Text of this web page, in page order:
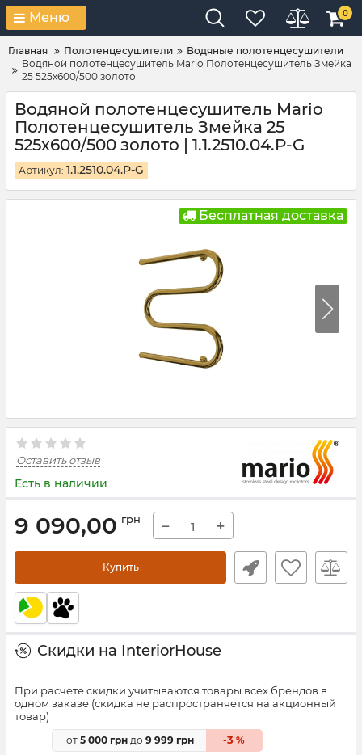
Меню 0
Главная Полотенцесушители
Водяные полотенцесушители
Водяной полотенцесушитель Mario Полотенцесушитель Змейка
25 525х600/500 золото
Водяной полотенцесушитель Mario
Полотенцесушитель Змейка 25
525х600/500 золото | 1.1.2510.04.P-G
Артикул: 1.1.2510.04.P-G
Бесплатная доставка
Оставить отзыв
Есть в наличии
9 090,00 грн − +
Купить
Скидки на InteriorHouse
При расчете скидки учитываются товары всех брендов в
одном заказе (скидка не распространяется на акционный
товар)
от 5 000 грн до 9 999 грн -3 %